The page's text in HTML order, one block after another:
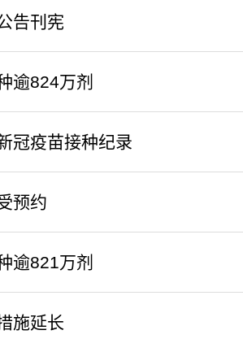
告刊宪
逾824万剂
冠疫苗接种纪录
预约
逾821万剂
施延长